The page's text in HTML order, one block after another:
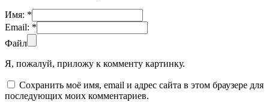
Имя: *
Email: *
Файл
Я, пожалуй, приложу к комменту картинку.
Сохранить моё имя, email и адрес сайта в этом браузере для
последующих моих комментариев.